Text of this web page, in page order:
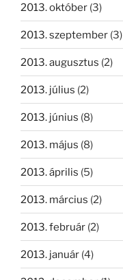
2013. október (3)
2013. szeptember (3)
2013. augusztus (2)
2013. július (2)
2013. június (8)
2013. május (8)
2013. április (5)
2013. március (2)
2013. február (2)
2013. január (4)